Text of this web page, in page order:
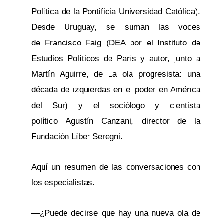
Política de la Pontificia Universidad Católica).
Desde Uruguay, se suman las voces
de Francisco Faig (DEA por el Instituto de
Estudios Políticos de París y autor, junto a
Martín Aguirre, de La ola progresista: una
década de izquierdas en el poder en América
del Sur) y el sociólogo y cientista
político Agustín Canzani, director de la
Fundación Líber Seregni.
Aquí un resumen de las conversaciones con
los especialistas.
—¿Puede decirse que hay una nueva ola de